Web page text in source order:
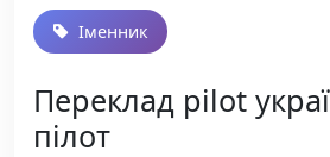
Іменник
Переклад pilot
пілот